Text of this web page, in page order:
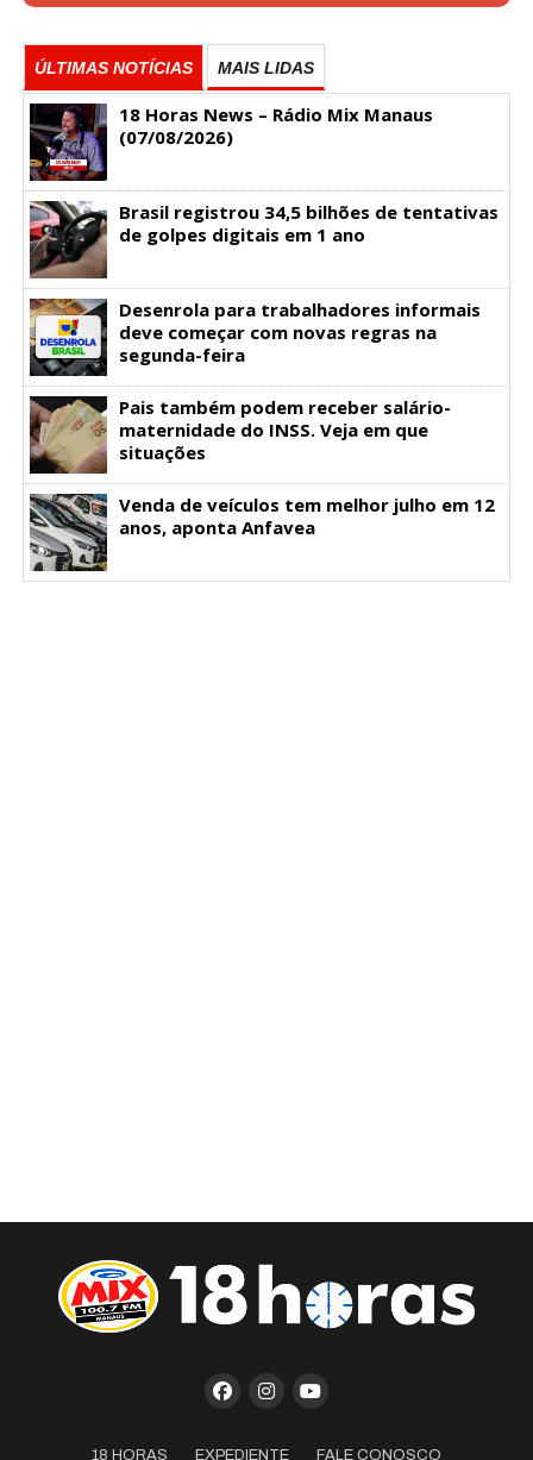
ÚLTIMAS NOTÍCIAS MAIS LIDAS
18 Horas News​​​​​​​​​​​​ – Rádio Mix Manaus
(07/08/2026)
Brasil registrou 34,5 bilhões de tentativas
de golpes digitais em 1 ano
Desenrola para trabalhadores informais
deve começar com novas regras na
segunda-feira
Pais também podem receber salário-
maternidade do INSS. Veja em que
situações
Venda de veículos tem melhor julho em 12
anos, aponta Anfavea
18 HORAS EXPEDIENTE FALE CONOSCO